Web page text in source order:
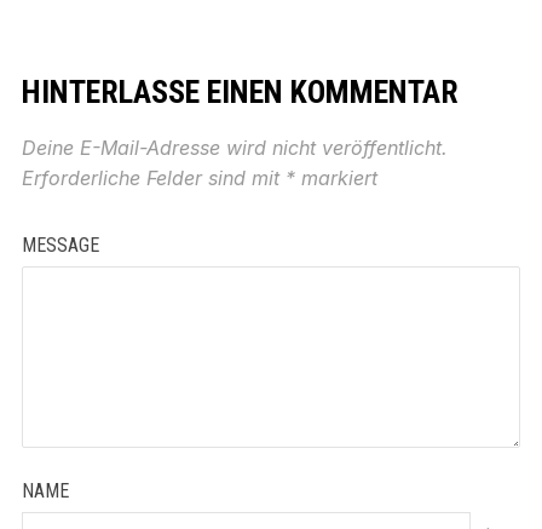
HINTERLASSE EINEN KOMMENTAR
Deine E-Mail-Adresse wird nicht veröffentlicht.
Erforderliche Felder sind mit *markiert
MESSAGE
NAME